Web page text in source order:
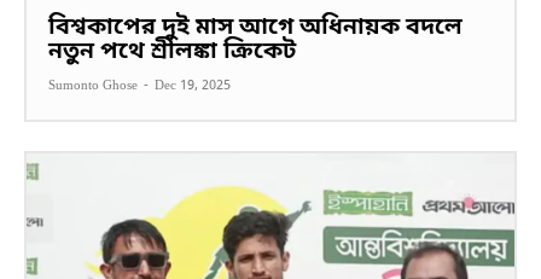
বিশ্বকাপের দুই মাস আগে অধিনায়ক বদলে
নতুন পথে শ্রীলঙ্কা ক্রিকেট
Sumonto Ghose - Dec 19, 2025